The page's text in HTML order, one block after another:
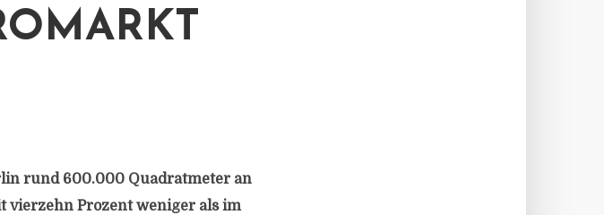
rund 600.000 Quadratmeter an
vierzehn Prozent weniger als im